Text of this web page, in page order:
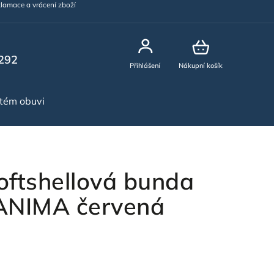
a vrácení zboží
Nákupní košík
Přihlášení
obuvi
bunda
červená